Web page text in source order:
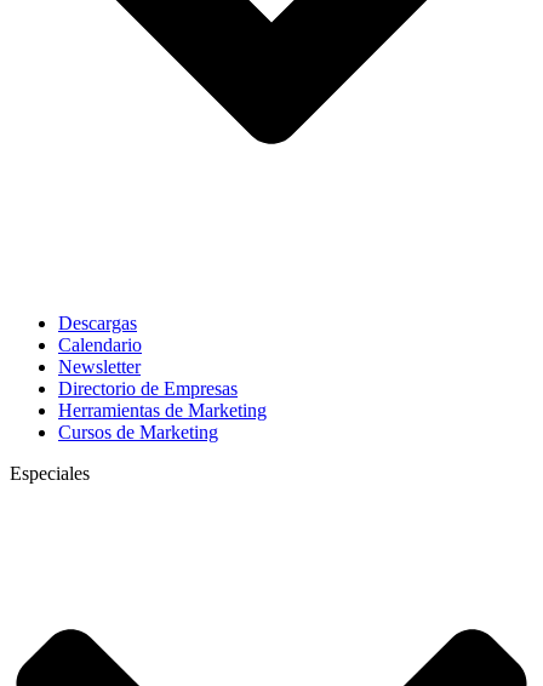
Descargas
Calendario
Newsletter
Directorio de Empresas
Herramientas de Marketing
Cursos de Marketing
Especiales